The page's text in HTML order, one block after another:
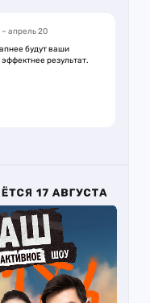
– апрель 20
будут ваши
результат.